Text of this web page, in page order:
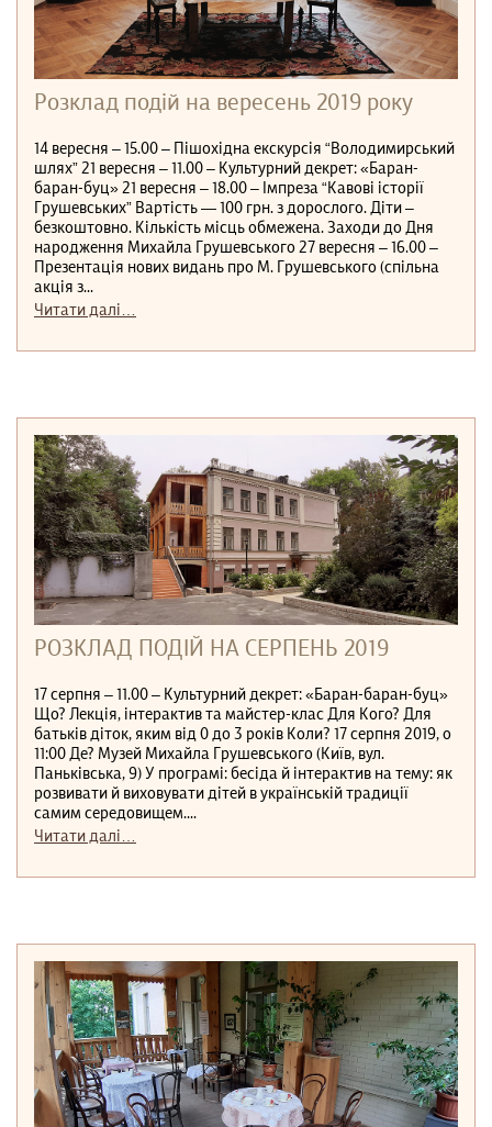
Розклад подій на вересень 2019 року
14 вересня ‒ 15.00 ‒ Пішохідна екскурсія “Володимирський
шлях” 21 вересня ‒ 11.00 ‒ Культурний декрет: «Баран-
баран-буц» 21 вересня ‒ 18.00 ‒ Імпреза “Кавові історії
Грушевських” Вартість — 100 грн. з дорослого. Діти –
безкоштовно. Кількість місць обмежена. Заходи до Дня
народження Михайла Грушевського 27 вересня ‒ 16.00 ‒
Презентація нових видань про М. Грушевського (спільна
акція з...
Читати далі…
РОЗКЛАД ПОДІЙ НА СЕРПЕНЬ 2019
17 серпня ‒ 11.00 ‒ Культурний декрет: «Баран-баран-буц»
Що? Лекція, інтерактив та майстер-клас Для Кого? Для
батьків діток, яким від 0 до 3 років Коли? 17 серпня 2019, о
11:00 Де? Музей Михайла Грушевського (Київ, вул.
Паньківська, 9) У програмі: бесіда й інтерактив на тему: як
розвивати й виховувати дітей в українській традиції
самим середовищем....
Читати далі…